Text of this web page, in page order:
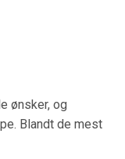
ønsker, og
Blandt de mest